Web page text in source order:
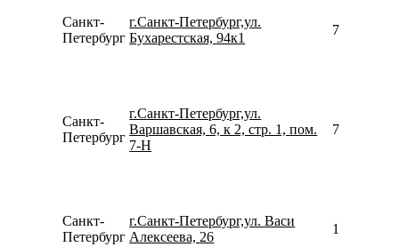
Санкт-
Петербург
г.Санкт-Петербург,ул.
Бухарестская, 94к1
Санкт-
Петербург
г.Санкт-Петербург,ул.
Варшавская, 6, к 2, стр. 1, пом.
7-Н
Санкт-
Петербург
г.Санкт-Петербург,ул. Васи
Алексеева, 26